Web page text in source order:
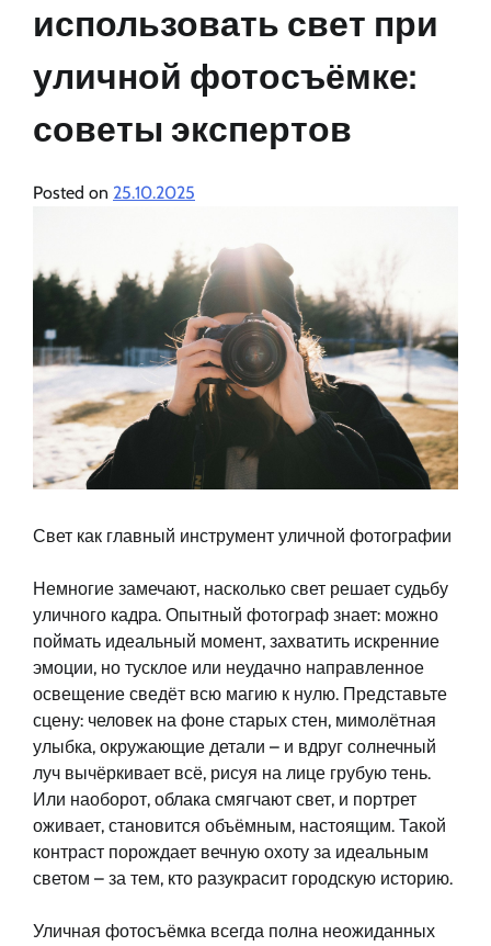
использовать свет при
уличной фотосъёмке:
советы экспертов
Posted on 25.10.2025
Свет как главный инструмент уличной фотографии
Немногие замечают, насколько свет решает судьбу
уличного кадра. Опытный фотограф знает: можно
поймать идеальный момент, захватить искренние
эмоции, но тусклое или неудачно направленное
освещение сведёт всю магию к нулю. Представьте
сцену: человек на фоне старых стен, мимолётная
улыбка, окружающие детали – и вдруг солнечный
луч вычёркивает всё, рисуя на лице грубую тень.
Или наоборот, облака смягчают свет, и портрет
оживает, становится объёмным, настоящим. Такой
контраст порождает вечную охоту за идеальным
светом – за тем, кто разукрасит городскую историю.
Уличная фотосъёмка всегда полна неожиданных